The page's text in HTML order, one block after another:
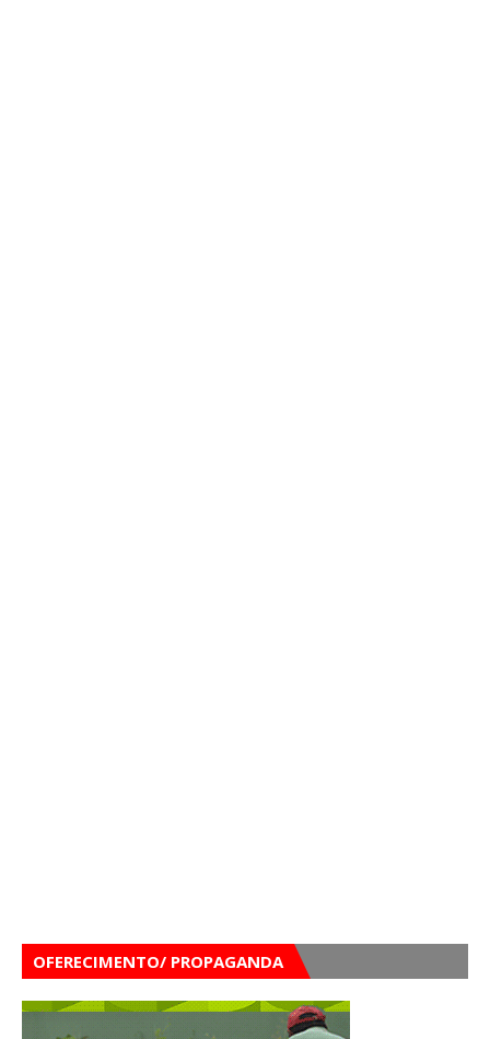
OFERECIMENTO/ PROPAGANDA